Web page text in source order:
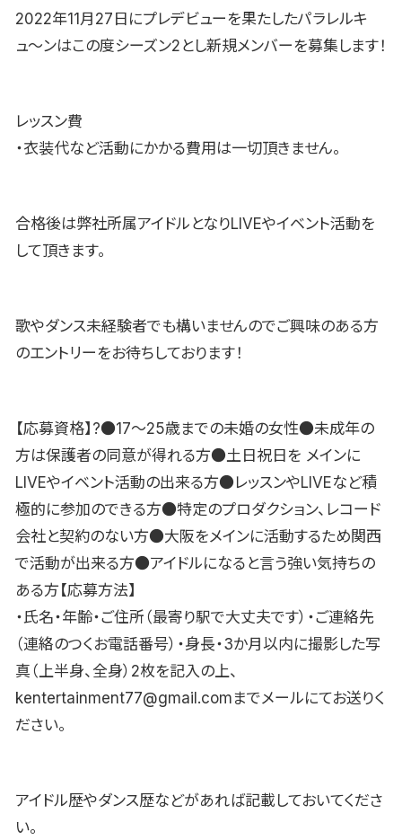
2022年11月27日にプレデビューを果たしたパラレルキ
ュ〜ンはこの度シーズン2とし新規メンバーを募集します！
レッスン費
・衣装代など活動にかかる費用は一切頂きません。
合格後は弊社所属アイドルとなりLIVEやイベント活動を
して頂きます。
歌やダンス未経験者でも構いませんのでご興味のある方
のエントリーをお待ちしております！
【応募資格】?●17〜25歳までの未婚の女性●未成年の
方は保護者の同意が得れる方●土日祝日を メインに
LIVEやイベント活動の出来る方●レッスンやLIVEなど積
極的に参加のできる方●特定のプロダクション、レコード
会社と契約のない方●大阪をメインに活動するため関西
で活動が出来る方●アイドルになると言う強い気持ちの
ある方【応募方法】
・氏名・年齢・ご住所（最寄り駅で大丈夫です）・ご連絡先
（連絡のつくお電話番号）・身長・3か月以内に撮影した写
真（上半身、全身）2枚を記入の上、
kentertainment77@gmail.comまでメールにてお送りく
ださい。
アイドル歴やダンス歴などがあれば記載しておいてくださ
い。